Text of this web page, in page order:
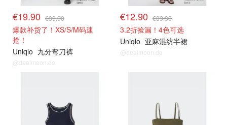
€19.90 €39.90
爆款补货了！XS/S/M码速
抢！
Uniqlo 九分弯刀裤
@dealmoon.de
€12.90 €39.90
3.2折捡漏！4色可选
Uniqlo 亚麻混纺半裙
@dealmoon.de